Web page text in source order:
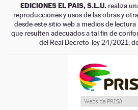
EDICIONES EL PAIS, S.L.U. realiza
reproducciones y usos de las obras y
desde este sitio web a medios de
que resulten adecuados a tal fin de
del Real Decreto-ley 24/2021,